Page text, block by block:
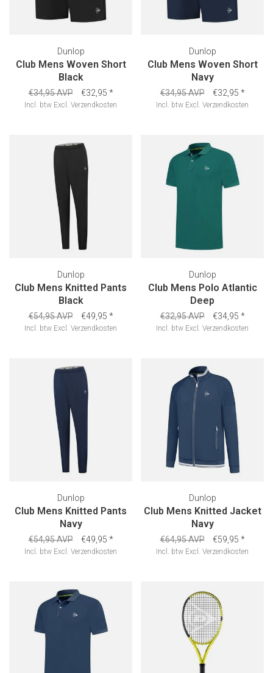
Dunlop
Club Mens Woven Short
Black
€34,95 AVP €32,95 *
Incl. btw Excl. Verzendkosten
Dunlop
Club Mens Woven Short
Navy
€34,95 AVP €32,95 *
Incl. btw Excl. Verzendkosten
Dunlop
Club Mens Knitted Pants
Black
€54,95 AVP €49,95 *
Incl. btw Excl. Verzendkosten
Dunlop
Club Mens Polo Atlantic
Deep
€32,95 AVP €34,95 *
Incl. btw Excl. Verzendkosten
Dunlop
Club Mens Knitted Pants
Navy
€54,95 AVP €49,95 *
Incl. btw Excl. Verzendkosten
Dunlop
Club Mens Knitted Jacket
Navy
€64,95 AVP €59,95 *
Incl. btw Excl. Verzendkosten